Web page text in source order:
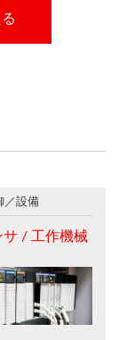
／設備
サ / 工作機械